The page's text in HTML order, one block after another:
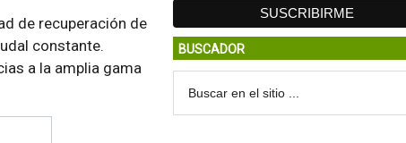
de recuperación de
constante.
a la amplia gama
BUSCADOR